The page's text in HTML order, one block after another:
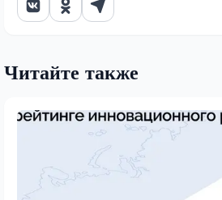
Читайте также